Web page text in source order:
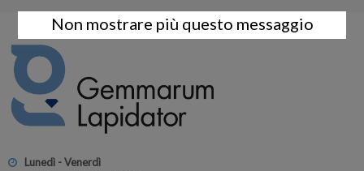
Lunedì - Venerdì
Non mostrare più questo messaggio